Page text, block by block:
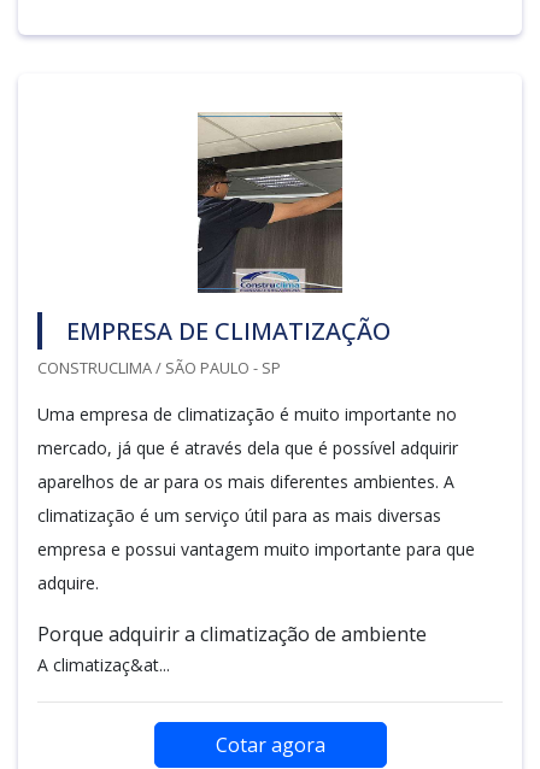
EMPRESA DE CLIMATIZAÇÃO
CONSTRUCLIMA / SÃO PAULO - SP
Uma empresa de climatização é muito importante no
mercado, já que é através dela que é possível adquirir
aparelhos de ar para os mais diferentes ambientes. A
climatização é um serviço útil para as mais diversas
empresa e possui vantagem muito importante para que
adquire.
Porque adquirir a climatização de ambiente
A climatizaç&at...
Cotar agora